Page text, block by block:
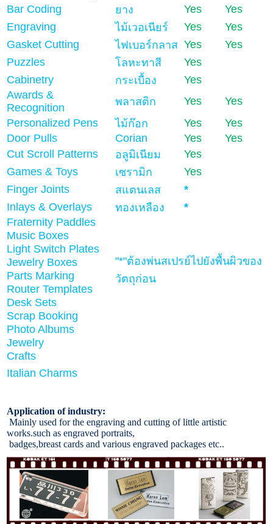
Bar Coding
ยาง Yes
Yes
Engraving
ไม้เวอเนียร์ Yes
Yes
Gasket Cutting
ไฟเบอร์กลาส Yes
Yes
Puzzles
โลหะทาสี
Yes
Cabinetry
กระเบื้อง
Yes
Awards &
Recognition
พลาสติก Yes
Yes
Personalized Pens
ไม้ก๊อก Yes
Yes
Door Pulls
Corian Yes
Yes
Cut Scroll Patterns
อลูมิเนียม
Yes
Games & Toys
เซรามิก
Yes
Finger Joints
สแตนเลส
*
Inlays & Overlays
ทองเหลือง
*
Fraternity Paddles
Music Boxes
"*"ต้องพ่นสเปรย์ไปยังพื้นผิวของ
วัตถุก่อน
Light Switch Plates
Jewelry Boxes
Parts Marking
Router Templates
Desk Sets
Scrap Booking
Photo Albums
Jewelry
Crafts
Italian Charms
Application of industry:
Mainly used for the engraving and cutting of little artistic
works.such as engraved portraits,
badges,breast cards and various engraved packages etc..